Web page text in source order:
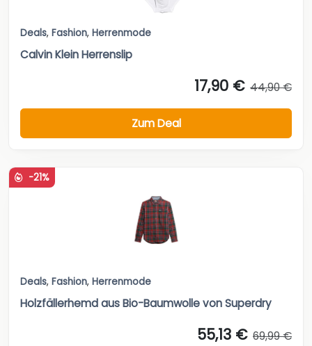
Deals, Fashion, Herrenmode
Calvin Klein Herrenslip
17,90 € 44,90 €
Zum Deal
-21%
Deals, Fashion, Herrenmode
Holzfällerhemd aus Bio-Baumwolle von Superdry
55,13 € 69,99 €